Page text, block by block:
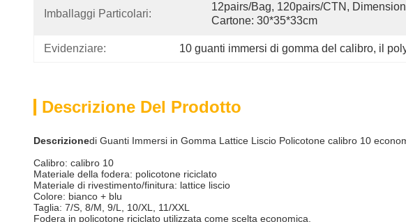
Imballaggi Particolari:
12pairs/bag, 120pairs/CTN,
Cartone: 30*35*33cm
Evidenziare: 10 guanti immersi di gomma del calibro, il
Descrizione Del Prodotto
Descrizionedi Guanti Immersi in Gomma Lattice Liscio Policotone calibro 10
Calibro: calibro 10
Materiale della fodera: policotone riciclato
Materiale di rivestimento/finitura: lattice liscio
Colore: bianco + blu
Taglia: 7/S, 8/M, 9/L, 10/XL, 11/XXL
Fodera in policotone riciclato utilizzata come scelta economica.